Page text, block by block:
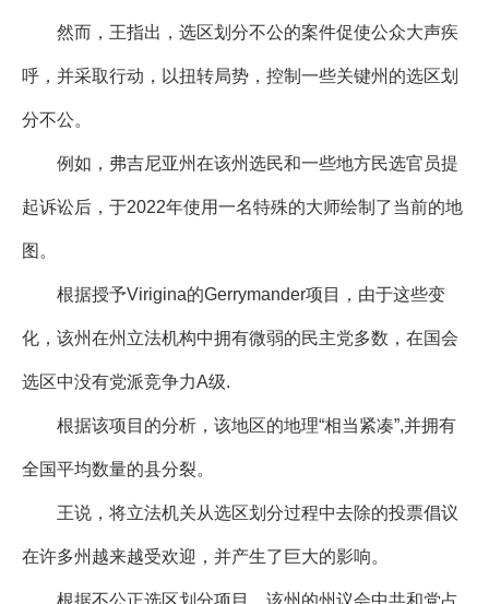
然而，王指出，选区划分不公的案件促使公众大声疾
呼，并采取行动，以扭转局势，控制一些关键州的选区划
分不公。
例如，弗吉尼亚州在该州选民和一些地方民选官员提
起诉讼后，于2022年使用一名特殊的大师绘制了当前的地
图。
根据授予Virigina的Gerrymander项目，由于这些变
化，该州在州立法机构中拥有微弱的民主党多数，在国会
选区中没有党派竞争力A级.
根据该项目的分析，该地区的地理“相当紧凑”,并拥有
全国平均数量的县分裂。
王说，将立法机关从选区划分过程中去除的投票倡议
在许多州越来越受欢迎，并产生了巨大的影响。
根据不公正选区划分项目，该州的州议会中共和党占